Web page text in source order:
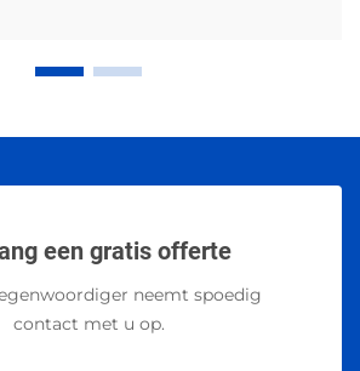
een gratis offerte
neemt spoedig
contact met u op.